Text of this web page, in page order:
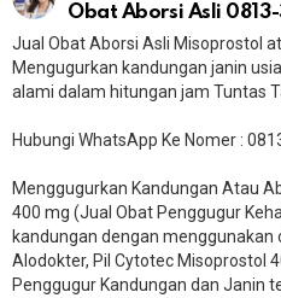
Obat Aborsi Asli
Jual Obat Aborsi Asli Misoprostol
Mengugurkan kandungan janin
alami dalam hitungan jam Tuntas
Hubungi WhatsApp Ke Nomer :
Menggugurkan Kandungan Atau
400 mg (Jual Obat Penggugur
kandungan dengan menggunakan
Alodokter, Pil Cytotec Misoprostol
Penggugur Kandungan dan Janin